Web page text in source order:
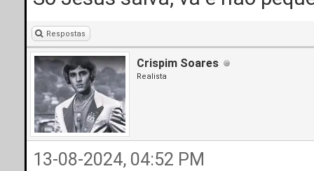
Respostas
Crispim Soares
Realista
13-08-2024, 04:52 PM